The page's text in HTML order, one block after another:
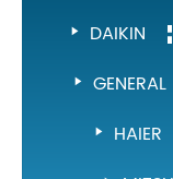
DAIKIN
GENERAL
HAIER